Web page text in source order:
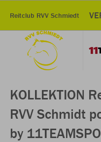
Reitclub RVV Schmiedt
KOLLEKTION
RVV Schmidt
by